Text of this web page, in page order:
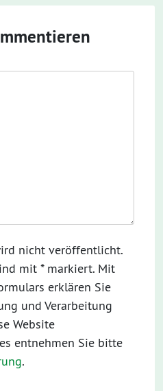
nicht veröffentlicht.
mit * markiert. Mit
erklären Sie
und Verarbeitung
Website
entnehmen Sie bitte
.